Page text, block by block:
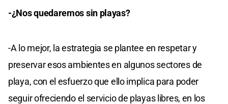
-¿Nos quedaremos sin playas?
-A lo mejor, la estrategia se plantee en respetar y
preservar esos ambientes en algunos sectores de
playa, con el esfuerzo que ello implica para poder
seguir ofreciendo el servicio de playas libres, en los